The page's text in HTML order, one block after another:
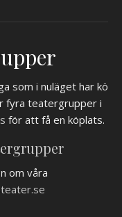
som i nuläget har kö
fyra teatergrupper i
för att få en köplats.
om våra